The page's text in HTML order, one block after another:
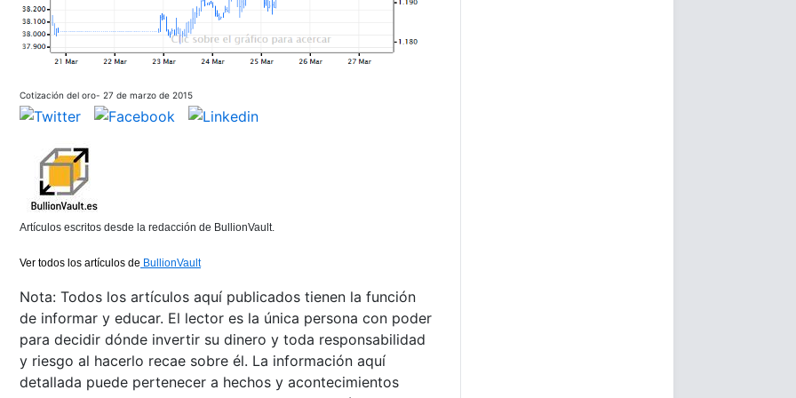
Cotización del oro- 27 de marzo de 2015
Artículos escritos desde la redacción de BullionVault.
Ver todos los artículos de BullionVault
Nota: Todos los artículos aquí publicados tienen la función
de informar y educar. El lector es la única persona con poder
para decidir dónde invertir su dinero y toda responsabilidad
y riesgo al hacerlo recae sobre él. La información aquí
detallada puede pertenecer a hechos y acontecimientos